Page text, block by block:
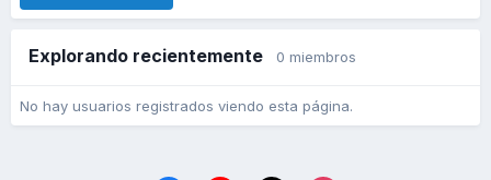
Explorando recientemente 0 miembros
No hay usuarios registrados viendo esta página.